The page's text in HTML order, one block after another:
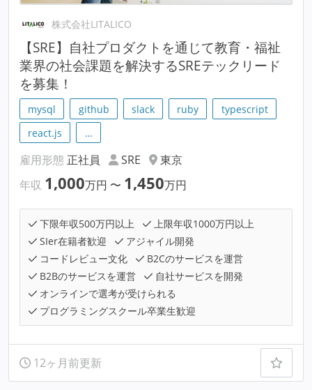
株式会社LITALICO
【SRE】自社プロダクトを通じて教育・福祉
業界の社会課題を解決するSREテックリード
を募集！
mysql github slack ruby
typescript
react.js
…
雇用形態 正社員 SRE
東京
年収 1,000万円 〜 1,450万円
下限年収500万円以上
上限年収1000万円以上
SIer在籍者歓迎
アジャイル開発
コードレビュー文化
B2Cのサービスを運営
B2Bのサービスを運営
自社サービスを開発
オンラインで選考が受けられる
プログラミングスクール卒業生歓迎
12ヶ月前更新